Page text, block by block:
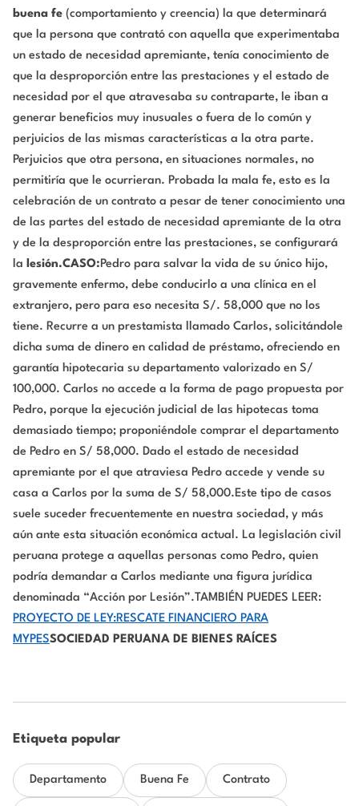
buena fe (comportamiento y creencia) la que determinará
que la persona que contrató con aquella que experimentaba
un estado de necesidad apremiante, tenía conocimiento de
que la desproporción entre las prestaciones y el estado de
necesidad por el que atravesaba su contraparte, le iban a
generar beneficios muy inusuales o fuera de lo común y
perjuicios de las mismas características a la otra parte.
Perjuicios que otra persona, en situaciones normales, no
permitiría que le ocurrieran. Probada la mala fe, esto es la
celebración de un contrato a pesar de tener conocimiento una
de las partes del estado de necesidad apremiante de la otra
y de la desproporción entre las prestaciones, se configurará
la lesión.CASO: Pedro para salvar la vida de su único hijo,
gravemente enfermo, debe conducirlo a una clínica en el
extranjero, pero para eso necesita S/. 58,000 que no los
tiene. Recurre a un prestamista llamado Carlos, solicitándole
dicha suma de dinero en calidad de préstamo, ofreciendo en
garantía hipotecaria su departamento valorizado en S/
100,000. Carlos no accede a la forma de pago propuesta por
Pedro, porque la ejecución judicial de las hipotecas toma
demasiado tiempo; proponiéndole comprar el departamento
de Pedro en S/ 58,000. Dado el estado de necesidad
apremiante por el que atraviesa Pedro accede y vende su
casa a Carlos por la suma de S/ 58,000.Este tipo de casos
suele suceder frecuentemente en nuestra sociedad, y más
aún ante esta situación económica actual. La legislación civil
peruana protege a aquellas personas como Pedro, quien
podría demandar a Carlos mediante una figura jurídica
denominada “Acción por Lesión”.TAMBIÉN PUEDES LEER:
PROYECTO DE LEY:RESCATE FINANCIERO PARA
MYPESSOCIEDAD PERUANA DE BIENES RAÍCES
Etiqueta popular
Departamento Buena Fe Contrato